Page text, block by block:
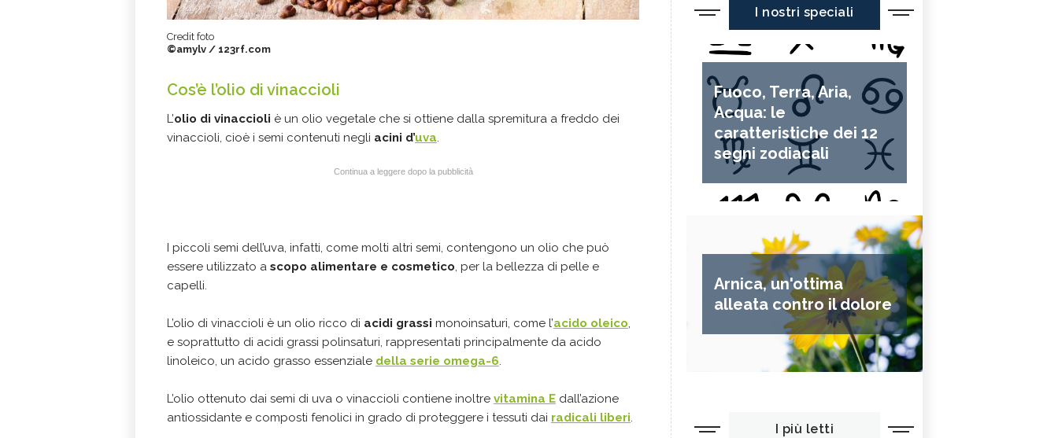
Credit foto
©amylv / 123rf.com
Cos’è l’olio di vinaccioli
L’olio di vinaccioli è un olio vegetale che si ottiene dalla spremitura a freddo dei
vinaccioli, cioè i semi contenuti negli acini d’uva.
Continua a leggere dopo la pubblicità
I piccoli semi dell’uva, infatti, come molti altri semi, contengono un olio che può
essere utilizzato a scopo alimentare e cosmetico, per la bellezza di pelle e
capelli.
L’olio di vinaccioli è un olio ricco di acidi grassi monoinsaturi, come l’acido oleico,
e soprattutto di acidi grassi polinsaturi, rappresentati principalmente da acido
linoleico, un acido grasso essenziale della serie omega-6.
L’olio ottenuto dai semi di uva o vinaccioli contiene inoltre vitamina E dall’azione
antiossidante e composti fenolici in grado di proteggere i tessuti dai radicali liberi.
I nostri speciali
Fuoco, Terra, Aria,
Acqua: le
caratteristiche dei 12
segni zodiacali
Arnica, un'ottima
alleata contro il dolore
I più letti